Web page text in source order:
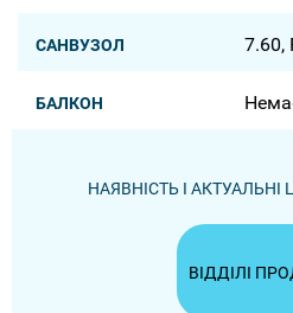
САНВУЗОЛ 7.60,
БАЛКОН
НАЯВНІСТЬ І
ВІДДІЛІ